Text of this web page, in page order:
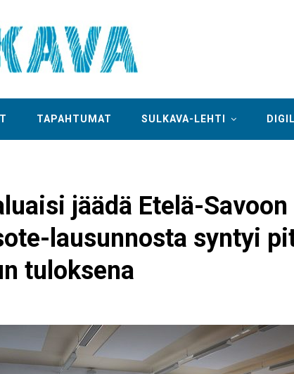
TAPAHTUMAT SULKAVA-LEHTI
jäädä Etelä-
lausunnosta syntyi
tuloksena